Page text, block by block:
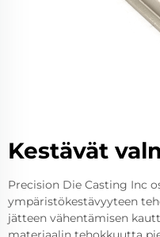
Kestävät
Precision Die Casting Inc
ympäristökestävyyteen
jätteen vähentämisen